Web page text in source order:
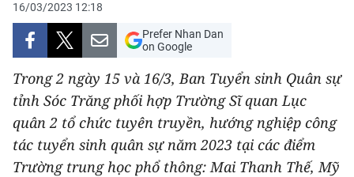
KINH TẾ
VĂN HÓA
XÃ HỘI
PHÁP LUẬT
DU LỊCH
16/03/2023 12:18
Prefer Nhan Dan
on Google
Trong 2 ngày 15 và 16/3, Ban Tuyển sinh Quân sự
tỉnh Sóc Trăng phối hợp Trường Sĩ quan Lục
quân 2 tổ chức tuyên truyền, hướng nghiệp công
tác tuyển sinh quân sự năm 2023 tại các điểm
Trường trung học phổ thông: Mai Thanh Thế, Mỹ